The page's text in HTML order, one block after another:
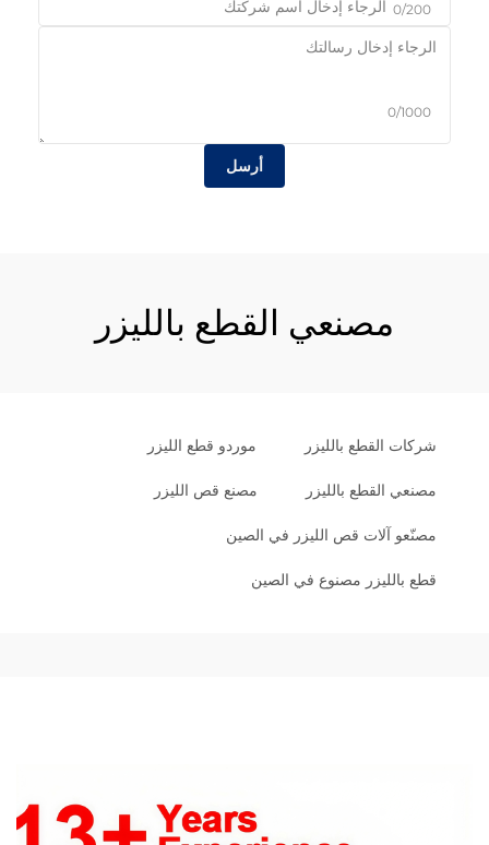
0/200
0/1000
أرسل
مصنعي القطع بالليزر
شركات القطع بالليزر موردو قطع الليزر
مصنعي القطع بالليزر مصنع قص الليزر
مصنّعو آلات قص الليزر في الصين
قطع بالليزر مصنوع في الصين